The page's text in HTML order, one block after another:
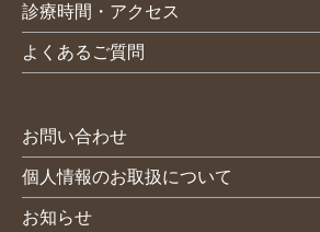
診療時間・アクセス
よくあるご質問
お問い合わせ
個人情報のお取扱について
お知らせ